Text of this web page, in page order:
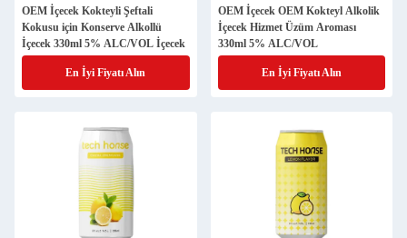
OEM İçecek Kokteyli Şeftali
Kokusu için Konserve Alkollü
İçecek 330ml 5% ALC/VOL İçecek
En İyi Fiyatı Alın
OEM İçecek OEM Kokteyl Alkolik
İçecek Hizmet Üzüm Aroması
330ml 5% ALC/VOL
En İyi Fiyatı Alın